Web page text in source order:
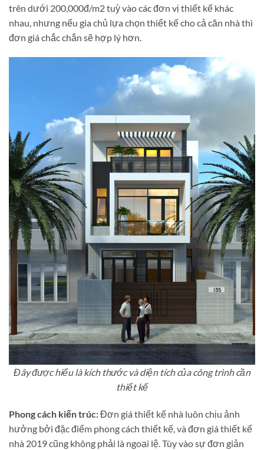
trên dưới 200,000đ/m2 tuỳ vào các đơn vị thiết kế khác
nhau, nhưng nếu gia chủ lựa chọn thiết kế cho cả căn nhà thì
đơn giá chắc chắn sẽ hợp lý hơn.
Đây được hiểu là kích thước và diện tích của công trình cần
thiết kế
Phong cách kiến trúc:Đơn giá thiết kế nhà luôn chịu ảnh
hưởng bởi đặc điểm phong cách thiết kế, và đơn giá thiết kế
nhà 2019 cũng không phải là ngoại lệ. Tùy vào sự đơn giản